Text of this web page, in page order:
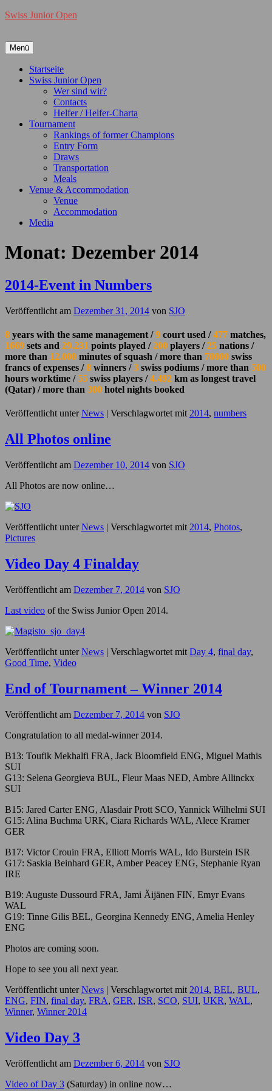
Swiss Junior Open
Menü
Primäres
Menü
Startseite
Swiss Junior Open
Wer sind wir?
Contacts
Helfer / Helfer-Charta
Tournament
Rankings of former Champions
Entry Form
Draws
Transportation
Meals
Venue & Accommodation
Venue
Accommodation
Media
Monat: Dezember 2014
2014-Event in Numbers
Veröffentlicht am Dezember 31, 2014 von SJO
8 years with the same management /9 court used /477 matches,
1669 sets and 29.231 points played /200 players /25 nations /
more than 12.000 minutes of squash / more than 70000 swiss
francs of expenses /8 winners /3 swiss podiums / more than 500
hours worktime /55 swiss players /4.492 km as longest travel
(Qatar) / more than 300 hotel nights booked
Veröffentlicht unter News | Verschlagwortet mit 2014, numbers
All Photos online
Veröffentlicht am Dezember 10, 2014 von SJO
All Photos are now online…
Veröffentlicht unter News | Verschlagwortet mit 2014, Photos,
Pictures
Video Day 4 Finalday
Veröffentlicht am Dezember 7, 2014 von SJO
Last video of the Swiss Junior Open 2014.
Veröffentlicht unter News | Verschlagwortet mit Day 4, final day,
Good Time, Video
End of Tournament – Winner 2014
Veröffentlicht am Dezember 7, 2014 von SJO
Congratulation to all medal-winner 2014.
B13: Toufik Mekhalfi FRA, Jack Bloomfield ENG, Miguel Mathis
SUI
G13: Selena Georgieva BUL, Fleur Maas NED, Ambre Allinckx
SUI
B15: Jared Carter ENG, Alasdair Prott SCO, Yannick Wilhelmi SUI
G15: Alina Buchma URK, Ciara Richards WAL, Alece Kramer
GER
B17: Victor Crouin FRA, Elliott Morris WAL, Ido Burstein ISR
G17: Saskia Beinhard GER, Amber Peacey ENG, Stephanie Ryan
IRE
B19: Auguste Dussourd FRA, Jami Äijänen FIN, Emyr Evans
WAL
G19: Tinne Gilis BEL, Georgina Kennedy ENG, Amelia Henley
ENG
Photos are coming soon.
Hope to see you all next year.
Veröffentlicht unter News | Verschlagwortet mit 2014, BEL, BUL,
ENG, FIN, final day, FRA, GER, ISR, SCO, SUI, UKR, WAL,
Winner, Winner 2014
Video Day 3
Veröffentlicht am Dezember 6, 2014 von SJO
Video of Day 3 (Saturday) in online now…